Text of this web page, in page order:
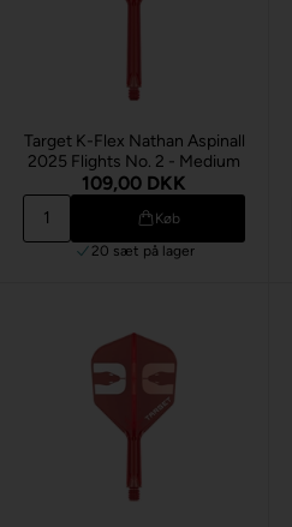
Target K-Flex Nathan Aspinall
2025 Flights No. 2 - Medium
109,00 DKK
Køb
20 sæt på lager